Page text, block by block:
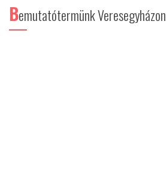
Bemutatótermünk Veresegyházon